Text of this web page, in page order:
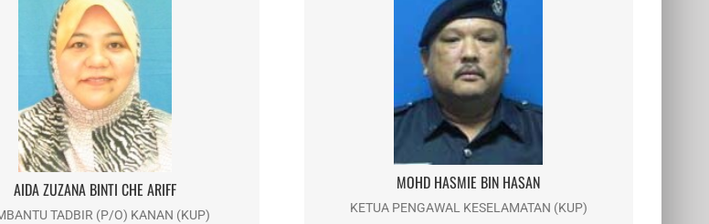
AIDA ZUZANA BINTI CHE ARIFF
TADBIR (P/O) KANAN (KUP)
AIDA ZUZANA BINTI CHE ARIFF
Email : aidazuzana@usim.edu.my
Telefon : 06-798 8065
MOHD HASMIE BIN HASAN
KETUA PENGAWAL KESELAMATAN (KUP)
MOHD HASMIE BIN HASAN
Email : mhasmie@usim.edu.my
Telefon : 06-798 8073